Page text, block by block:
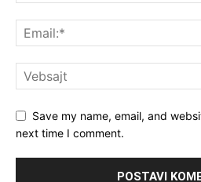
Save my name, email, and
next time I comment.